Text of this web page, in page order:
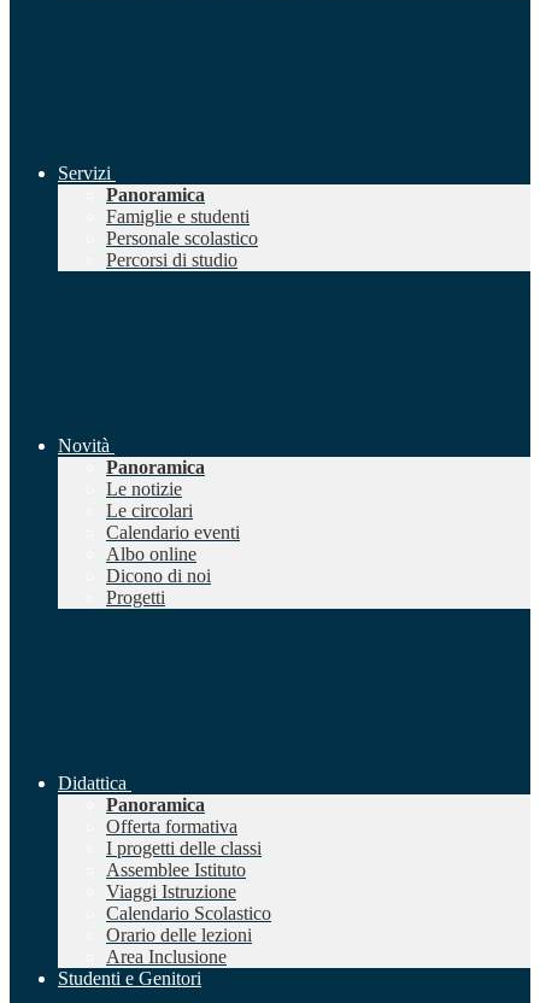
Servizi
Panoramica
Famiglie e studenti
Personale scolastico
Percorsi di studio
Novità
Panoramica
Le notizie
Le circolari
Calendario eventi
Albo online
Dicono di noi
Progetti
Didattica
Panoramica
Offerta formativa
I progetti delle classi
Assemblee Istituto
Viaggi Istruzione
Calendario Scolastico
Orario delle lezioni
Area Inclusione
Studenti e Genitori